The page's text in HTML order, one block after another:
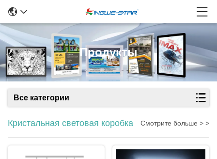
Продукты
Все категории
Кристальная световая коробка Смотрите больше > >